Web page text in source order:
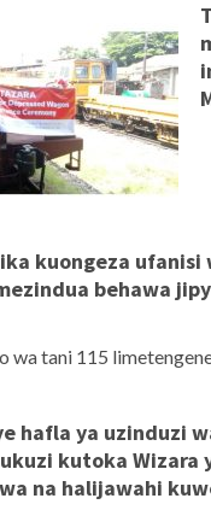
kuongeza
behawa
wa tani 115
hafla ya uzinduzi
kutoka Wizara
na halijawahi